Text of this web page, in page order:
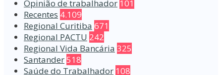
Opinião de trabalhador 101
Recentes 4.109
Regional Curitiba 671
Regional PACTU 242
Regional Vida Bancária 325
Santander518
Saúde do Trabalhador 108